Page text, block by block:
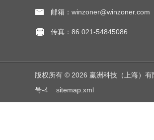
邮箱：winzoner@winzoner.com
传真：86 021-54845086
版权所有 © 2026 赢洲科技（上海）
号-4
sitemap.xml